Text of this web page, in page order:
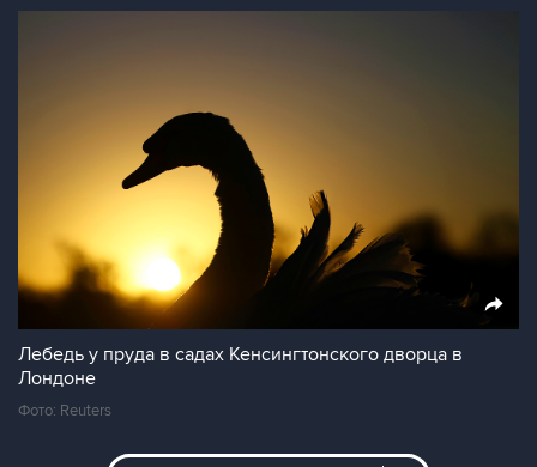
Лебедь у пруда в садах Кенсингтонского дворца в
Лондоне
Фото: Reuters